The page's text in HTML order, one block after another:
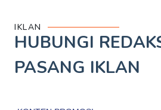
IKLAN
HUBUNGI
PASANG IKLAN